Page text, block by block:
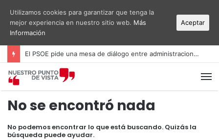
El PSOE pide una mesa de diálogo entre administraciones y vecinos por el ruido del aeropuerto Alicante-Elche
No se encontró nada
No podemos encontrar lo que está buscando. Quizás la
búsqueda puede ayudar.
Utilizamos cookies para garantizar que tenga la
mejor experiencia en nuestro sitio web. Más
Información
Aceptar